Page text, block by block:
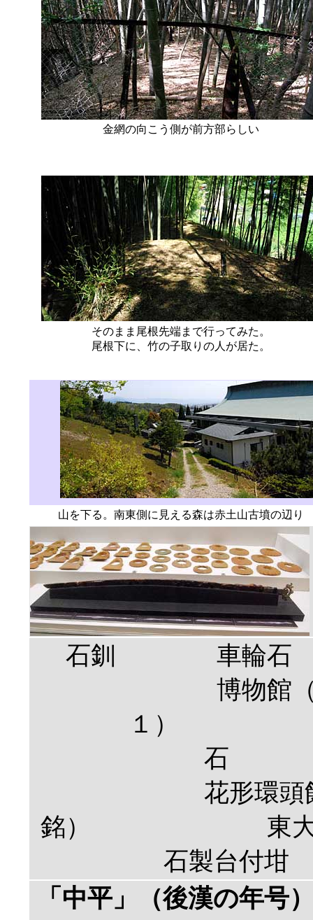
金網の向こう側が前方部らしい
そのまま尾根先端まで行ってみた。
尾根下に、竹の子取りの人が居た。
山を下る。南東側に見える森は赤土山古墳の辺り
石釧 車
博物館
１
花形環頭飾金
銘） 東大寺山
石製台付
「中平」（後漢の年